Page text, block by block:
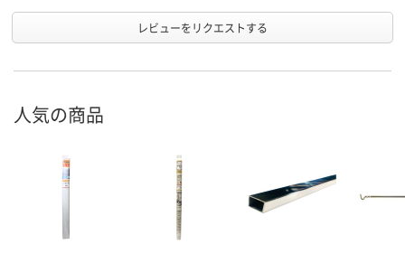
レビューをリクエストする
人気の商品